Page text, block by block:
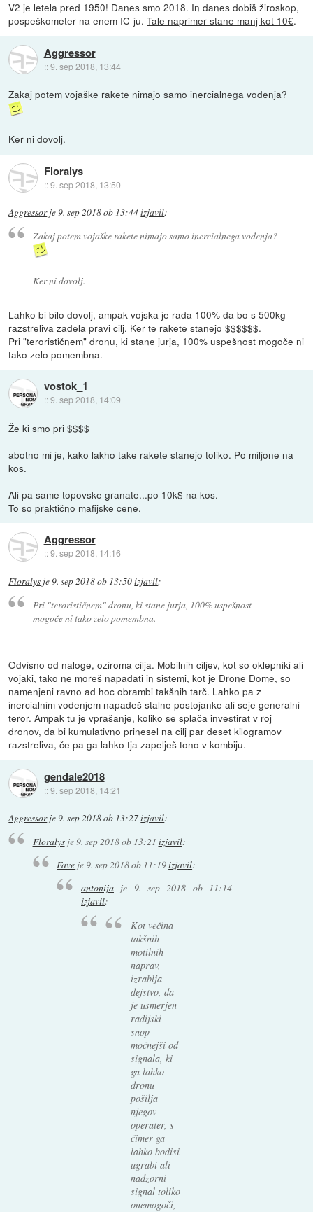
V2 je letela pred 1950! Danes smo 2018. In danes dobiš žiroskop,
pospeškometer na enem IC-ju.Tale naprimer stane manj kot 10€.
Aggressor
::9. sep 2018, 13:44
Zakaj potem vojaške rakete nimajo samo inercialnega vodenja?
Ker ni dovolj.
Floralys
::9. sep 2018, 13:50
Aggressorje9. sep 2018 ob 13:44izjavil:
Zakaj potem vojaške rakete nimajo samo inercialnega vodenja?
Ker ni dovolj.
Lahko bi bilo dovolj, ampak vojska je rada 100% da bo s 500kg
razstreliva zadela pravi cilj. Ker te rakete stanejo $$$$$$.
Pri "terorističnem" dronu, ki stane jurja, 100% uspešnost mogoče ni
tako zelo pomembna.
vostok_1
::9. sep 2018, 14:09
Že ki smo pri $$$$
abotno mi je, kako lakho take rakete stanejo toliko. Po miljone na
kos.
Ali pa same topovske granate...po 10k$ na kos.
To so praktično mafijske cene.
Aggressor
::9. sep 2018, 14:16
Floralys je9. sep 2018 ob 13:50izjavil:
Pri "terorističnem" dronu, ki stane jurja, 100% uspešnost
mogoče ni tako zelo pomembna.
Odvisno od naloge, oziroma cilja. Mobilnih ciljev, kot so oklepniki ali
vojaki, tako ne moreš napadati in sistemi, kot je Drone Dome, so
namenjeni ravno ad hoc obrambi takšnih tarč. Lahko pa z
inercialnim vodenjem napadeš stalne postojanke ali seje generalni
teror. Ampak tu je vprašanje, koliko se splača investirat v roj
dronov, da bi kumulativno prinesel na cilj par deset kilogramov
razstreliva, če pa ga lahko tja zapelješ tono v kombiju.
gendale2018
::9. sep 2018, 14:21
Aggressorje9. sep 2018 ob 13:27izjavil:
Floralysje9. sep 2018 ob 13:21 izjavil:
Fave je 9. sep 2018 ob 11:19izjavil:
antonijaje 9. sep 2018 ob 11:14
izjavil:
Kot večina
takšnih
motilnih
naprav,
izrablja
dejstvo, da
je usmerjen
radijski
snop
močnejši od
signala, ki
ga lahko
dronu
pošilja
njegov
operater, s
čimer ga
lahko bodisi
ugrabi ali
nadzorni
signal toliko
onemogoči,